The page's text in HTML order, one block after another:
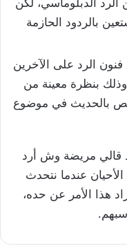
بالردود الحازمة
الرد على الآخرين
بنظرة معينة من
بالحديث في موضوع
قالي مريضة وش أرد
عندما نتحدث
هذا الأمر عن حده،